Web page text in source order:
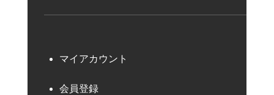
マイアカウント
会員登録